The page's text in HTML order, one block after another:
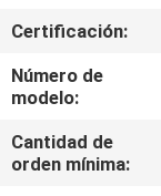
VIAJE
DE
LA
FÁBRICA
Certificación:
Número de
modelo:
Cantidad de
orden mínima: